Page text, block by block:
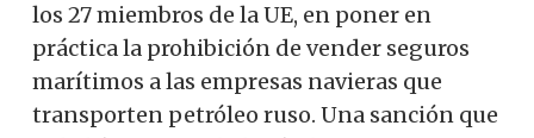
los 27 miembros de la UE, en poner en
práctica la prohibición de vender seguros
marítimos a las empresas navieras que
transporten petróleo ruso. Una sanción que